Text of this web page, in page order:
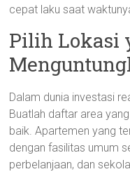
cepat laku saat
Pilih Lokasi
Dalam dunia investasi
Buatlah daftar area
baik. Apartemen yang
dengan fasilitas umum
perbelanjaan, dan